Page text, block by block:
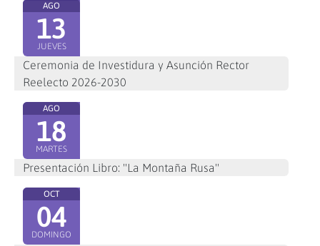
AGO
13
JUEVES
Ceremonia de Investidura y Asunción Rector
Reelecto 2026-2030
AGO
18
MARTES
Presentación Libro: "La Montaña Rusa"
OCT
04
DOMINGO